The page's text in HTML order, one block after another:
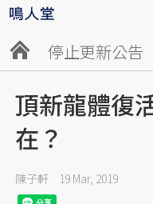
停止更新公告
頂新龍體復
在？
陳子軒 19 Mar, 2019